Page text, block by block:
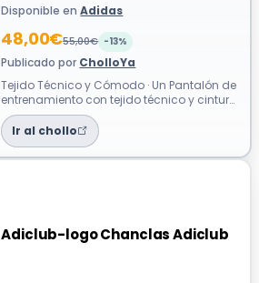
Disponible enAdidas
48,00€55,00€ -13%
Publicado por CholloYa
Tejido Técnico y Cómodo · Un Pantalón de
entrenamiento con tejido técnico y cintura
elástica que se adapta a tus movi...
Ir al chollo
Adiclub-logo Chanclas Adiclub